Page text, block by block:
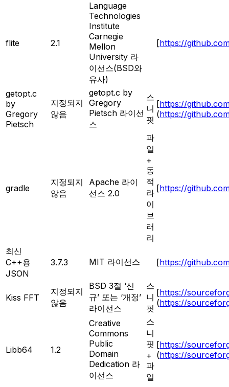
flite 2.1
Language
Technologies
Institute
Carnegie
Mellon
University 라
이선스(BSD와
유사)
[https://
getopt.c
by
Gregory
Pietsch
지정되지
않음
getopt.c by
Gregory
Pietsch 라이선
스
스
니
핏
[https://
(https://
gradle
지정되지
않음
Apache 라이
선스 2.0
파
일
+
동
적
라
이
브
러
리
[https://
최신
C++용
JSON
3.7.3 MIT 라이선스 [https://
Kiss FFT
지정되지
않음
BSD 3절 ‘신
규’ 또는 ‘개정’
라이선스
스
니
핏
[https://
(https://
Libb64 1.2
Creative
Commons
Public
Domain
Dedication 라
이선스
스
니
핏
+
파
일
[https://
(https://